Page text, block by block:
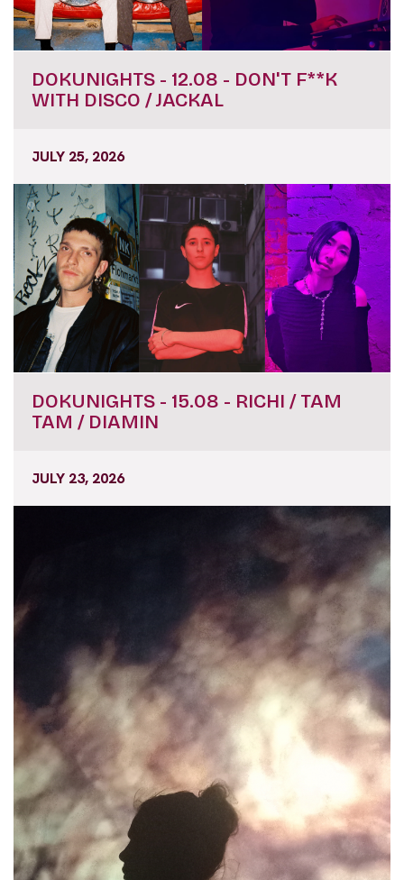
DOKUNIGHTS - 12.08 - DON'T F**K
WITH DISCO / JACKAL
JULY 25, 2026
DOKUNIGHTS - 15.08 - RICHI / TAM
TAM / DIAMIN
JULY 23, 2026